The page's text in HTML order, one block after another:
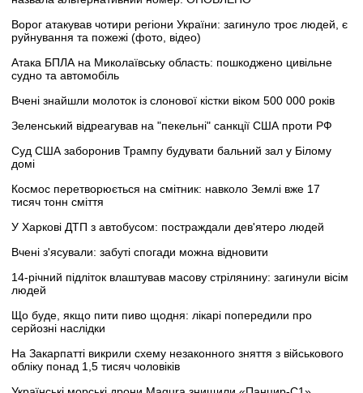
Ворог атакував чотири регіони України: загинуло троє людей, є
руйнування та пожежі (фото, відео)
Атака БПЛА на Миколаївську область: пошкоджено цивільне
судно та автомобіль
Вчені знайшли молоток із слонової кістки віком 500 000 років
Зеленський відреагував на "пекельні" санкції США проти РФ
Суд США заборонив Трампу будувати бальний зал у Білому
домі
Космос перетворюється на смітник: навколо Землі вже 17
тисяч тонн сміття
У Харкові ДТП з автобусом: постраждали дев'ятеро людей
Вчені з'ясували: забуті спогади можна відновити
14-річний підліток влаштував масову стрілянину: загинули вісім
людей
Що буде, якщо пити пиво щодня: лікарі попередили про
серйозні наслідки
На Закарпатті викрили схему незаконного зняття з військового
обліку понад 1,5 тисяч чоловіків